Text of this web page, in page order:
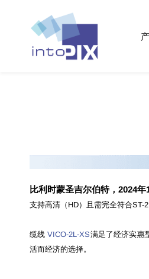
比利时蒙圣吉尔伯特，2024年
支持高清（HD）且需完全符合ST-
缆线VICO-2L-XS满足了经济实惠
活而经济的选择。